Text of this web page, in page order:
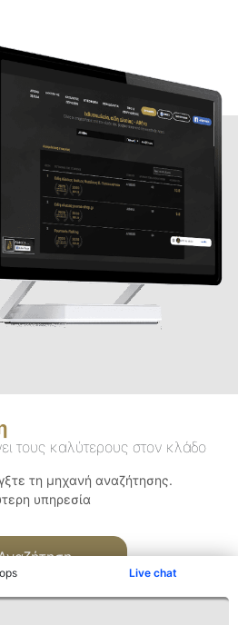
Live chat
τους καλύτερους στον κλάδο
τη μηχανή αναζήτησης.
υπηρεσία